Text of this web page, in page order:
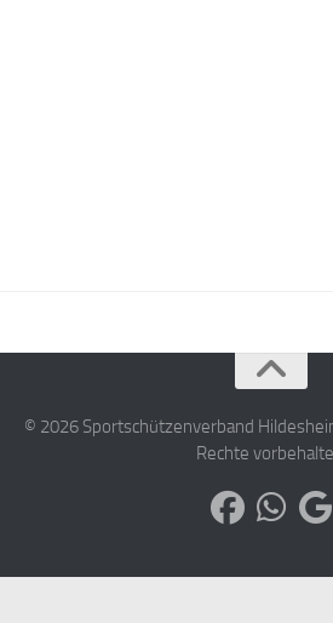
© 2026 Sportschützenverband
Rechte